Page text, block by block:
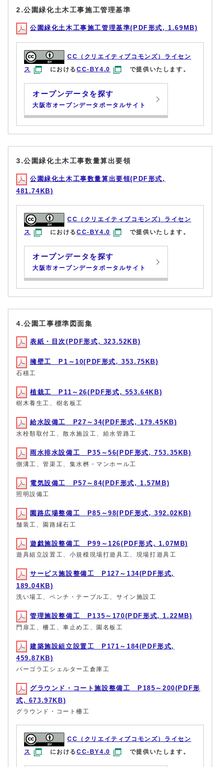
2.公園緑化土木工事施工管理基準
公園緑化土木工事施工管理基準(PDF形式, 1.69MB)
CC（クリエイティブコモンズ）ライセン
ス
におけるCC-BY4.0 で提供いたします。
オープンデータを探す
大阪市オープンデータポータルサイト
3.公園緑化土木工事数量算出要領
公園緑化土木工事数量算出要領(PDF形式,
481.74KB)
CC（クリエイティブコモンズ）ライセン
ス
におけるCC-BY4.0 で提供いたします。
オープンデータを探す
大阪市オープンデータポータルサイト
4.公園工事標準図面集
表紙・目次(PDF形式, 323.52KB)
擁壁工 P1～10(PDF形式, 353.75KB)
石積工
植栽工 P11～26(PDF形式, 553.64KB)
樹木養生工、樹名板工
給水設備工 P27～34(PDF形式, 179.45KB)
水栓類取付工、散水施設工、給水管路工
雨水排水設備工 P35～56(PDF形式, 753.35KB)
側溝工、管渠工、集水桝・マンホール工
電気設備工 P57～84(PDF形式, 1.57MB)
照明設備工
園路広場整備工 P85～98(PDF形式, 392.02KB)
舗装工、園路縁石工
遊戯施設整備工 P99～126(PDF形式, 1.07MB)
遊具組立設置工、小規模現場打遊具工、現場打遊具工
サービス施設整備工 P127～134(PDF形式,
189.04KB)
洗い場工、ベンチ・テーブル工、サイン施設工
管理施設整備工 P135～170(PDF形式, 1.22MB)
門扉工、柵工、車止め工、園名板工
建築施設組立設置工 P171～184(PDF形式,
459.87KB)
パーゴラ工シェルター工倉庫工
グラウンド・コート施設整備工 P185～200(PDF形
式, 673.97KB)
グラウンド・コート柵工
CC（クリエイティブコモンズ）ライセン
ス
におけるCC-BY4.0 で提供いたします。